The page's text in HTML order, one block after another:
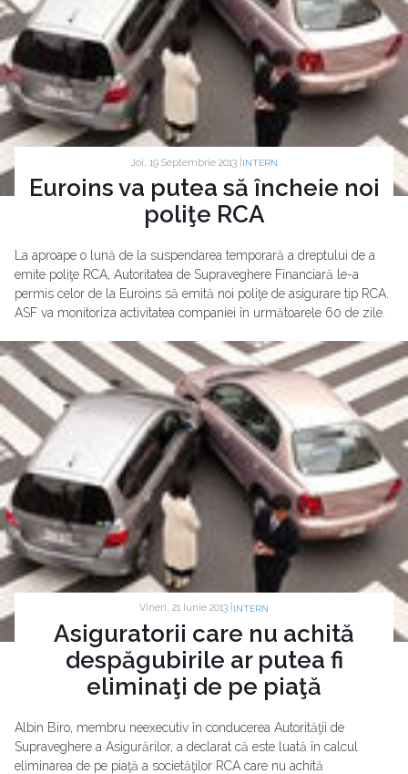
Joi, 19 Septembrie 2013 | INTERN
Euroins va putea să încheie noi
poliţe RCA
La aproape o lună de la suspendarea temporară a dreptului de a
emite poliţe RCA, Autoritatea de Supraveghere Financiară le-a
permis celor de la Euroins să emită noi poliţe de asigurare tip RCA.
ASF va monitoriza activitatea companiei în următoarele 60 de zile.
Vineri, 21 Iunie 2013 | INTERN
Asiguratorii care nu achită
despăgubirile ar putea fi
eliminaţi de pe piaţă
Albin Biro, membru neexecutiv în conducerea Autorităţii de
Supraveghere a Asigurărilor, a declarat că este luată în calcul
eliminarea de pe piaţă a societăţilor RCA care nu achită